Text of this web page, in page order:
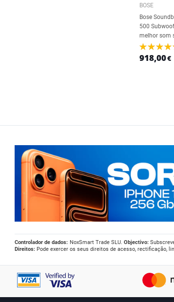
BOSE
Bose
500
melhor som
918,00€
Controlador de dados: NoxSmart Trade SLU.Objectivo:
Direitos: Pode exercer os seus direitos de acesso, rectificação,